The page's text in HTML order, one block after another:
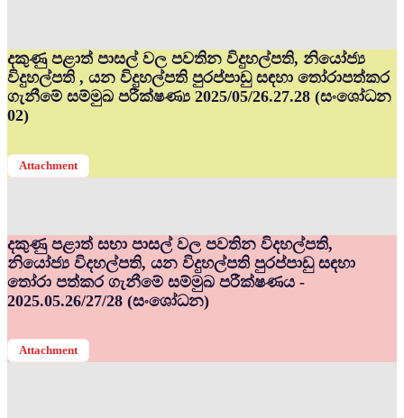
දකුණු පළාත් පාසල් වල පවතින විදුහල්පති, නියෝජ්‍ය
විදුහල්පති , යන විදුහල්පති පුරප්පාඩු සඳහා තෝරාපත්කර
ගැනීමේ සම්මුඛ පරීක්ෂණ්‍ය 2025/05/26.27.28 (සංශෝධන
02)
Attachment
දකුණු පළාත් සභා පාසල් වල පවතින විදහල්පති,
නියෝජ්‍ය විදහල්පති, යන විදුහල්පති පුරප්පාඩු සඳහා
තෝරා පත්කර ගැනීමේ සම්මුඛ පරීක්ෂණය -
2025.05.26/27/28 (සංශෝධන)
Attachment